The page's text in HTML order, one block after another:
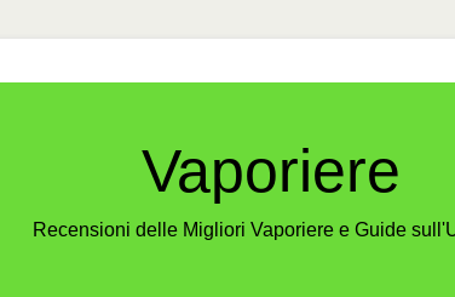
Vaporiere
Recensioni delle Migliori Vaporiere e Guide